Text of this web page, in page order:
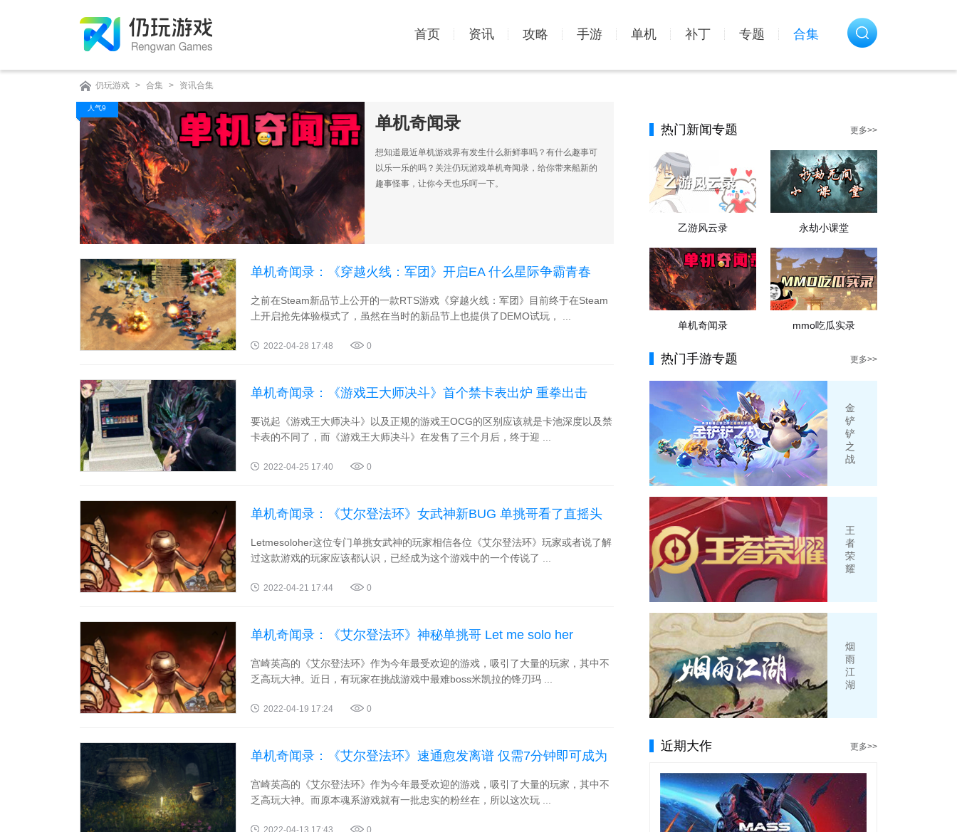
首页 资讯 攻略 手游 单机 补丁 专题 合集
仍玩游戏 > 合集 > 资讯合集
人气9
单机奇闻录
想知道最近单机游戏界有发生什么新鲜事吗？有什么趣事可
以乐一乐的吗？关注仍玩游戏单机奇闻录，给你带来船新的
趣事怪事，让你今天也乐呵一下。
单机奇闻录：《穿越火线：军团》开启EA 什么星际争霸青春
版？
之前在Steam新品节上公开的一款RTS游戏《穿越火线：军团》目前终于在Steam
上开启抢先体验模式了，虽然在当时的新品节上也提供了DEMO试玩， ...
2022-04-28 17:48 0
单机奇闻录：《游戏王大师决斗》首个禁卡表出炉 重拳出击
要说起《游戏王大师决斗》以及正规的游戏王OCG的区别应该就是卡池深度以及禁
卡表的不同了，而《游戏王大师决斗》在发售了三个月后，终于迎 ...
2022-04-25 17:40 0
单机奇闻录：《艾尔登法环》女武神新BUG 单挑哥看了直摇头
Letmesoloher这位专门单挑女武神的玩家相信各位《艾尔登法环》玩家或者说了解
过这款游戏的玩家应该都认识，已经成为这个游戏中的一个传说了 ...
2022-04-21 17:44 0
单机奇闻录：《艾尔登法环》神秘单挑哥 Let me solo her
宫崎英高的《艾尔登法环》作为今年最受欢迎的游戏，吸引了大量的玩家，其中不
乏高玩大神。近日，有玩家在挑战游戏中最难boss米凯拉的锋刃玛 ...
2022-04-19 17:24 0
单机奇闻录：《艾尔登法环》速通愈发离谱 仅需7分钟即可成为
艾尔登之王
宫崎英高的《艾尔登法环》作为今年最受欢迎的游戏，吸引了大量的玩家，其中不
乏高玩大神。而原本魂系游戏就有一批忠实的粉丝在，所以这次玩 ...
2022-04-13 17:43 0
热门新闻专题 更多>>
乙游风云录 永劫小课堂
单机奇闻录 mmo吃瓜实录
热门手游专题 更多>>
金
铲
铲
之
战
王
者
荣
耀
烟
雨
江
湖
近期大作 更多>>